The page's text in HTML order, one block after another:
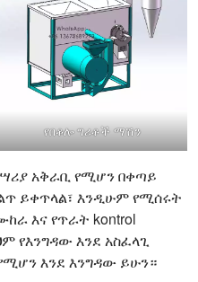
የበቆሎ ግሪቶች ማሽን
አቅራቢ የሚሆን በቀጣይ
ይቀጥላል፣ እንዲሁም የሚሰሩት
እና የጥራት kontrol
የእንግዳው እንደ አስፈላጊ
እንደ እንግዳው ይሁን።